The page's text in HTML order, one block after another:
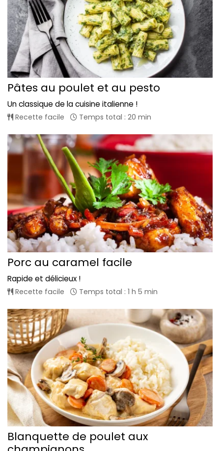
Pâtes au poulet et au pesto
Un classique de la cuisine italienne !
Recette facile Temps total : 20 min
Porc au caramel facile
Rapide et délicieux !
Recette facile Temps total : 1 h 5 min
Blanquette de poulet aux